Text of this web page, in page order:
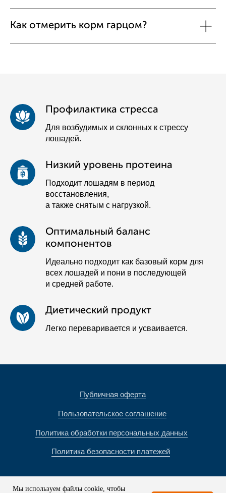
Как отмерить корм гарцом?
Профилактика стресса
Для возбудимых и склонных к стрессу
лошадей.
Низкий уровень протеина
Подходит лошадям в период
восстановления,
а также снятым с нагрузкой.
Оптимальный баланс
компонентов
Идеально подходит как базовый корм для
всех лошадей и пони в последующей
и средней работе.
Диетический продукт
Легко переваривается и усваивается.
© КФХ Эслингер Ю. А., 2025
Пользовательское соглашение
Политика безопасности платежей
Политика обработки персональных данных
Мы используем файлы cookie, чтобы